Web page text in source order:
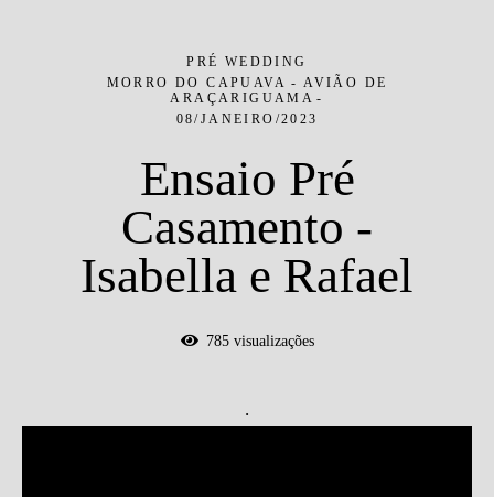
PRÉ WEDDING
MORRO DO CAPUAVA - AVIÃO DE
ARAÇARIGUAMA
08/JANEIRO/2023
Ensaio Pré
Casamento -
Isabella e Rafael
785visualizações
.